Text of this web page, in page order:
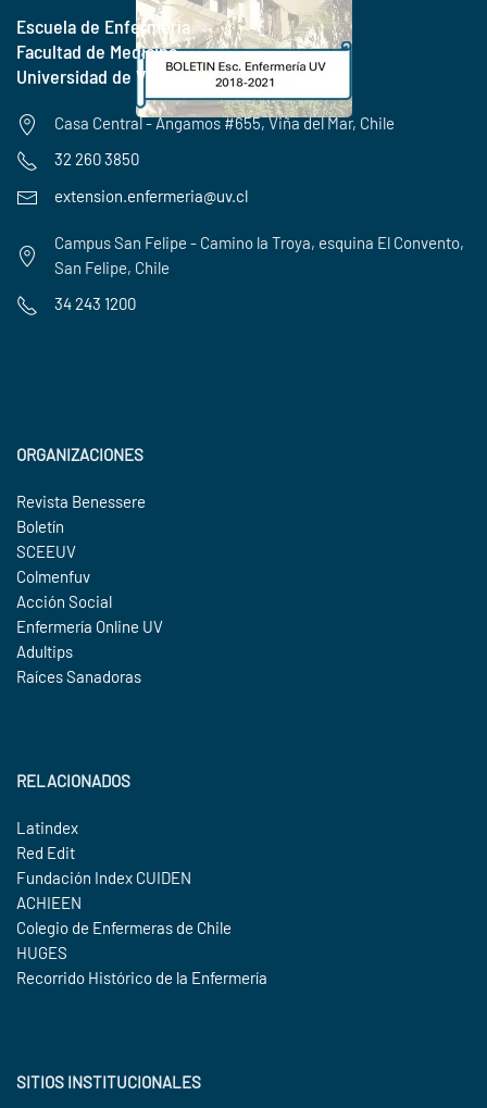
Escuela de Enfermería
Facultad de Medicina
Universidad de Valparaíso
Casa Central - Angamos #655, Viña del Mar, Chile
32 260 3850
extension.enfermeria@uv.cl
Campus San Felipe - Camino la Troya, esquina El Convento,
San Felipe, Chile
34 243 1200
ORGANIZACIONES
Revista Benessere
Boletín
SCEEUV
Colmenfuv
Acción Social
Enfermería Online UV
Adultips
Raíces Sanadoras
RELACIONADOS
Latindex
Red Edit
Fundación Index CUIDEN
ACHIEEN
Colegio de Enfermeras de Chile
HUGES
Recorrido Histórico de la Enfermería
SITIOS INSTITUCIONALES